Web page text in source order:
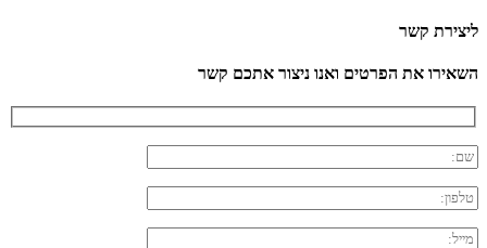
ליצירת קשר
השאירו את הפרטים ואנו ניצור אתכם קשר